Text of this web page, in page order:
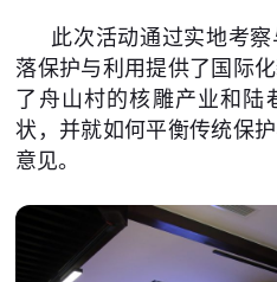
此次活动通过实地考
落保护与利用提供了国际
了舟山村的核雕产业和陆
状，并就如何平衡传统保
意见。